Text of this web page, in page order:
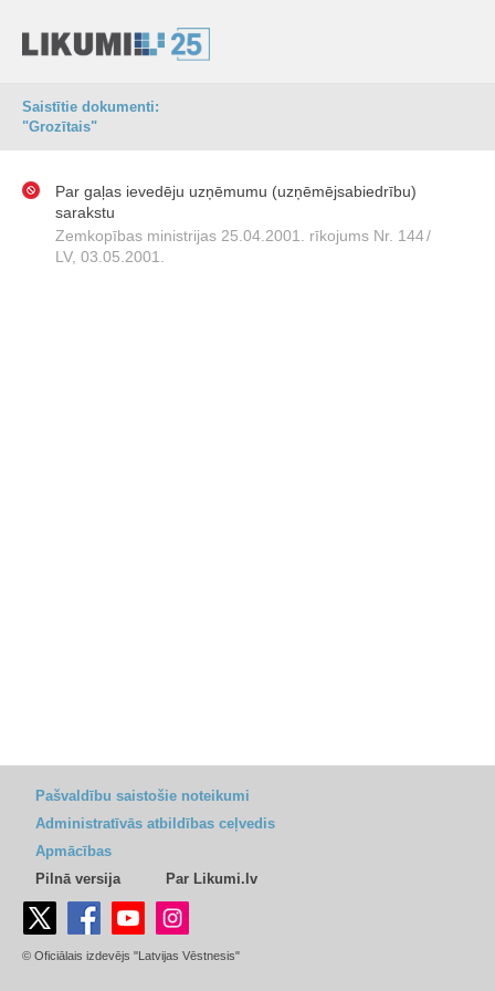
Saistītie dokumenti:
"Grozītais"
Par gaļas ievedēju uzņēmumu (uzņēmējsabiedrību)
sarakstu
Zemkopības ministrijas 25.04.2001. rīkojums Nr. 144/
LV, 03.05.2001.
Pašvaldību saistošie noteikumi
Administratīvās atbildības ceļvedis
Apmācības
Pilnā versija
Par Likumi.lv
© Oficiālais izdevējs "Latvijas Vēstnesis"